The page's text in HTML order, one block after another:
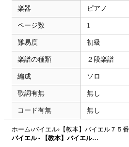
楽器 ピアノ
ページ数 1
難易度 初級
楽譜の種類 ２段楽譜
編成 ソロ
歌詞有無 無し
コード有無 無し
ホーム›バイエル› 【教本】バイエル７５番
バイエル - 【教本】バイエル７５番 (バイエル) by ピアノのせんせいの楽譜集